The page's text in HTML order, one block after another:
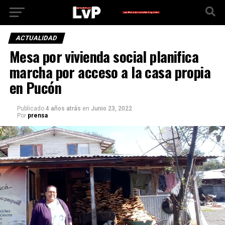
ACTUALIDAD
Mesa por vivienda social planifica
marcha por acceso a la casa propia
en Pucón
Publicado 4 años atrás en Junio 23, 2022
Por prensa